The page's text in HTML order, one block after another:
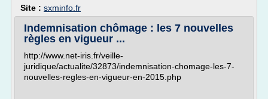
Site : sxminfo.fr
Indemnisation chômage : les 7 nouvelles
règles en vigueur ...
http://www.net-iris.fr/veille-
juridique/actualite/32873/indemnisation-chomage-les-7-
nouvelles-regles-en-vigueur-en-2015.php